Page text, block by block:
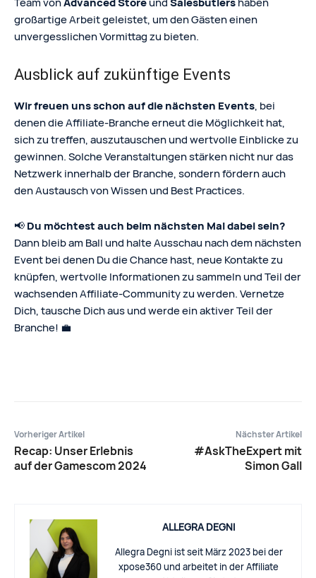
großartige Arbeit geleistet, um den Gästen einen
unvergesslichen Vormittag zu bieten.
Ausblick auf zukünftige Events
Wir freuen uns schon auf die nächsten Events, bei
denen die Affiliate-Branche erneut die Möglichkeit hat,
sich zu treffen, auszutauschen und wertvolle Einblicke zu
gewinnen. Solche Veranstaltungen stärken nicht nur das
Netzwerk innerhalb der Branche, sondern fördern auch
den Austausch von Wissen und Best Practices.
📢Du möchtest auch beim nächsten Mal dabei sein?
Dann bleib am Ball und halte Ausschau nach dem nächsten
Event bei denen Du die Chance hast, neue Kontakte zu
knüpfen, wertvolle Informationen zu sammeln und Teil der
wachsenden Affiliate-Community zu werden. Vernetze
Dich, tausche Dich aus und werde ein aktiver Teil der
Branche! 💼
Vorheriger Artikel
Recap: Unser Erlebnis
auf der Gamescom 2024
Nächster Artikel
#AskTheExpert mit
Simon Gall
ALLEGRA DEGNI
Allegra Degni ist seit März 2023 bei der
xpose360 und arbeitet in der Affiliate